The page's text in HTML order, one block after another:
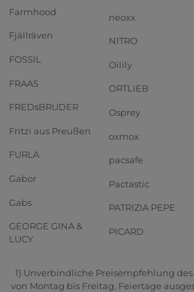
Farmhood
Fjällräven
FOSSIL
FRAAS
FREDsBRUDER
Fritzi aus Preußen
FURLA
Gabor
Gabs
GEORGE GINA &
LUCY
neoxx
NITRO
Oilily
ORTLIEB
Osprey
oxmox
pacsafe
Pactastic
PATRIZIA PEPE
PICARD
1) Unverbindliche Preisempfehlung
von Montag bis Freitag, Feiertage